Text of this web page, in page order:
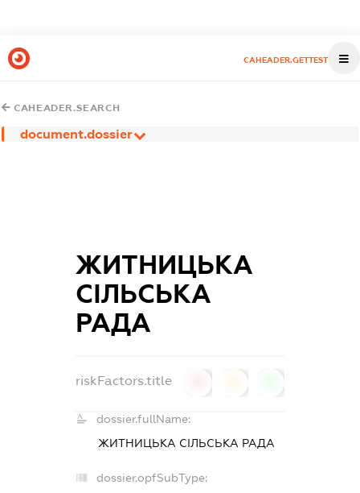
CAHEADER.GETTEST
CAHEADER.SEARCH
document.dossier
ЖИТНИЦЬКА
СІЛЬСЬКА
РАДА
riskFactors.title
dossier.fullName:
ЖИТНИЦЬКА СІЛЬСЬКА РАДА
dossier.opfSubType: